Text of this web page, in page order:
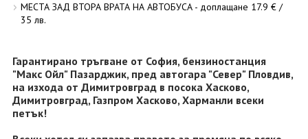
МЕСТА ЗАД ВТОРА ВРАТА НА АВТОБУСА - доплащане 17.9 € /
35 лв.
Гарантирано тръгване от София, бензиностанция
"Макс Ойл" Пазарджик, пред автогара "Север" Пловдив,
на изхода от Димитровград в посока Хасково,
Димитровград, Газпром Хасково, Харманли всеки
петък!